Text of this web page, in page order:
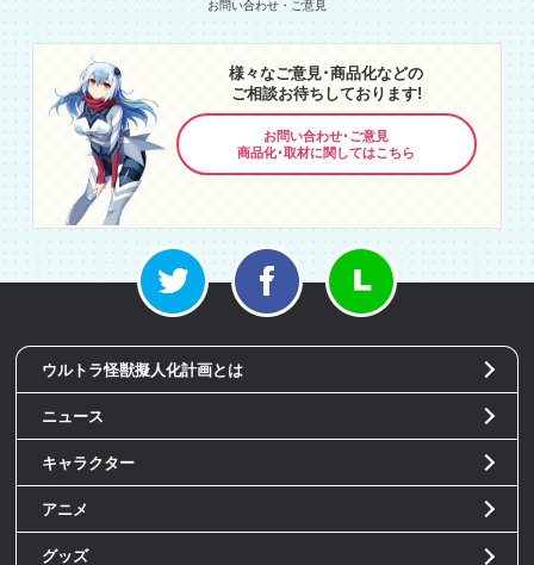
様々なご意見･商品化などの
ご相談お待ちしております!
お問い合わせ･ご意見
商品化･取材に関してはこちら
ウルトラ怪獣擬人化計画とは
ニュース
キャラクター
アニメ
グッズ